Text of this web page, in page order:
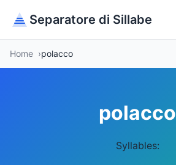
Separatore di Sillabe
Home polacco
polacco
Syllables: